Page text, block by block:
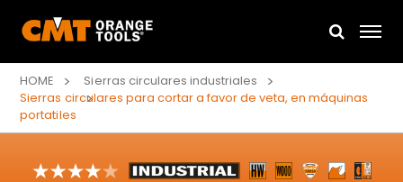
HOME
Sierras circulares industriales
Sierras circulares para cortar a favor de veta, en máquinas
portatiles